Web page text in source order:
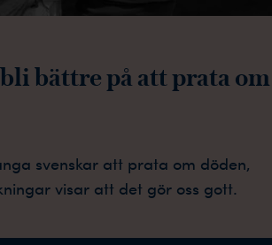
bättre på att prata om
svenskar att prata om döden,
visar att det gör oss gott.